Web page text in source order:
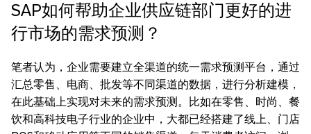
SAP如何帮助企业供应链部门更好的进
行市场的需求预测？
笔者认为，企业需要建立全渠道的统一需求预测平台，通过
汇总零售、电商、批发等不同渠道的数据，进行分析建模，
在此基础上实现对未来的需求预测。比如在零售、时尚、餐
饮和高科技电子行业的企业中，大都已经搭建了线上、门店